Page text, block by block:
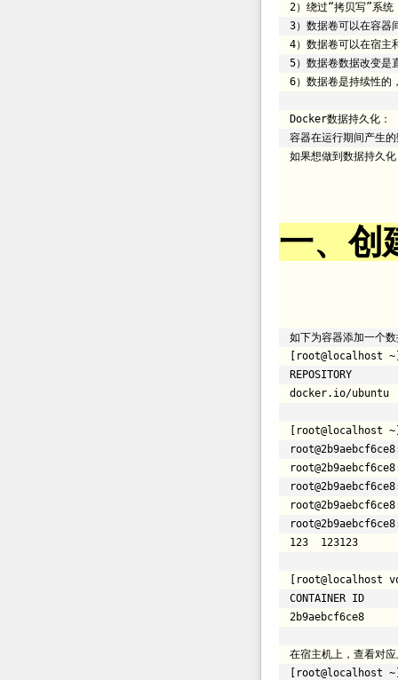
2）绕过“拷贝写”系
3）数据卷可以在容器
4）数据卷可以在宿主
5）数据卷数据改变是
6）数据卷是持续性的
Docker数据持久化：
容器在运行期间产生
如果想做到数据持久
一、创
如下为容器添加一个
[root@localhost
docker.io/ubuntu
[root@localhost
123 123123
[root@localhost
在宿主机上，查看对
[root@localhost